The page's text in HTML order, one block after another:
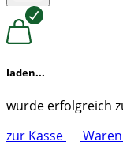
laden...
wurde erfolgreich
zur Kasse